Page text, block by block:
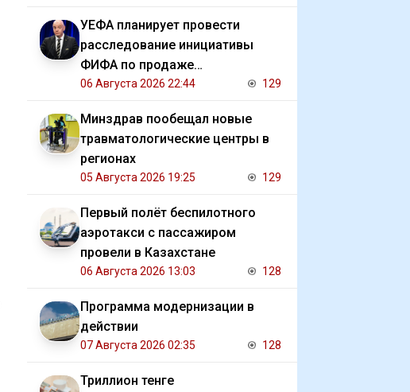
УЕФА планирует провести
расследование инициативы
ФИФА по продаже
коммерческих прав на ЧМ
06 Августа 2026 22:44 129
Минздрав пообещал новые
травматологические центры в
регионах
05 Августа 2026 19:25 129
Первый полёт беспилотного
аэротакси с пассажиром
провели в Казахстане
06 Августа 2026 13:03 128
Программа модернизации в
действии
07 Августа 2026 02:35 128
Триллион тенге